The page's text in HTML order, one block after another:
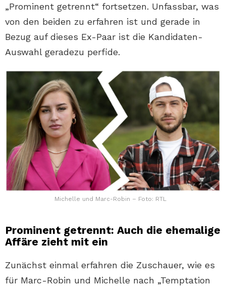
„Prominent getrennt“ fortsetzen. Unfassbar, was
von den beiden zu erfahren ist und gerade in
Bezug auf dieses Ex-Paar ist die Kandidaten-
Auswahl geradezu perfide.
Michelle und Marc-Robin – Foto: RTL
Prominent getrennt: Auch die ehemalige
Affäre zieht mit ein
Zunächst einmal erfahren die Zuschauer, wie es
für Marc-Robin und Michelle nach „Temptation